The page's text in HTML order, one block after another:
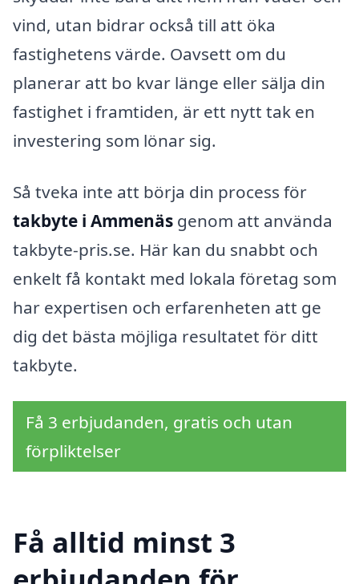
vind, utan bidrar också till att öka
fastighetens värde. Oavsett om du
planerar att bo kvar länge eller sälja din
fastighet i framtiden, är ett nytt tak en
investering som lönar sig.
Så tveka inte att börja din process för
takbyte i Ammenäs genom att använda
takbyte-pris.se. Här kan du snabbt och
enkelt få kontakt med lokala företag som
har expertisen och erfarenheten att ge
dig det bästa möjliga resultatet för ditt
takbyte.
Få 3 erbjudanden, gratis och utan
förpliktelser
Få alltid minst 3